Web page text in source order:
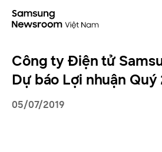
Công ty Điện tử
Dự báo Lợi nhuận Quý
05/07/2019